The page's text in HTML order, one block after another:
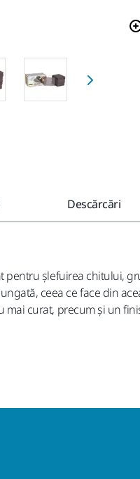
Descărcări
șlefuirea chitului,
ceea ce face din
curat, precum și un